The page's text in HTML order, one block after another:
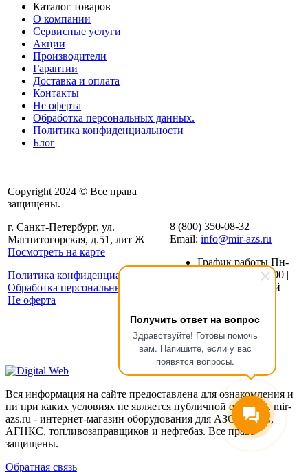
Получить ответ на вопрос
Здравствуйте! Готовы помочь
вам. Напишите, если у вас
появятся вопросы.
Каталог товаров
О компании
Сервисные услуги
Акции
Производители
Гарантии
Доставка и оплата
Контакты
Не оферта
Обработка персональных данных.
Политика конфиденциальности
Блог
Copyright 2024 © Все права
защищены.
г. Санкт-Петербург, ул.
Магнитогорская, д.51, лит Ж
Посмотреть на карте
Политика конфиденциальности
Обработка персональных данных
Не оферта
8 (800) 350-08-32
Email: info@mir-azs.ru
График работы Пн-
Пт: с 8:00 до 19:00 |
Сб-Вс: Выходной
Вся информация на сайте предоставлена для ознакомления и
ни при каких условиях не является публичной офертой. mir-
azs.ru - интернет-магазин оборудования для АЗС , АГЗС,
АГНКС, топливозаправщиков и нефтебаз. Все права
защищены.
Обратная связь